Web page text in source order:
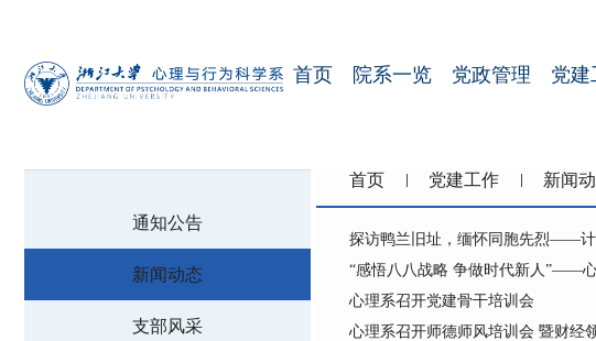
首页 院系一览 党政管理 党建
通知公告
新闻动态
支部风采
首页 党建工作 新闻
探访鸭兰旧址，缅怀同胞先烈——计
“感悟八八战略 争做时代新人”——
心理系召开党建骨干培训会
心理系召开师德师风培训会 暨财经